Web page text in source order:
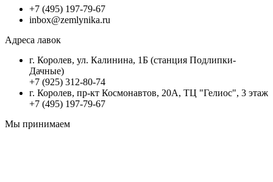
+7 (495) 197-79-67
inbox@zemlynika.ru
Адреса лавок
г. Королев, ул. Калинина, 1Б (станция Подлипки-
Дачные)
+7 (925) 312-80-74
г. Королев, пр-кт Космонавтов, 20А, ТЦ "Гелиос", 3 этаж
+7 (495) 197-79-67
Мы принимаем